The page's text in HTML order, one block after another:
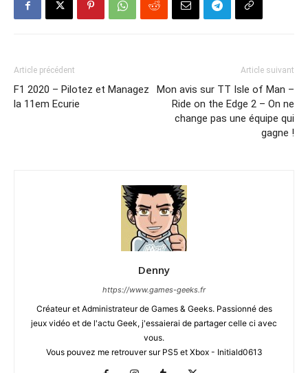
Article précédent
F1 2020 – Pilotez et Managez
la 11em Ecurie
Article suivant
Mon avis sur TT Isle of Man –
Ride on the Edge 2 – On ne
change pas une équipe qui
gagne !
Denny
https://www.games-geeks.fr
Créateur et Administrateur de Games & Geeks. Passionné des
jeux vidéo et de l'actu Geek, j'essaierai de partager celle ci avec
vous.
Vous pouvez me retrouver sur PS5 et Xbox - Initiald0613